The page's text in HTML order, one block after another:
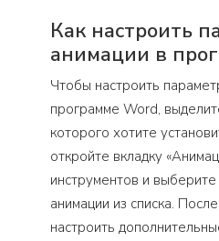
Как настроить
анимации в
Чтобы настроить
программе Word,
которого хотите
откройте вкладку
инструментов и
анимации из списка.
настроить